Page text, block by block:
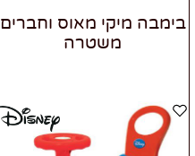
בימבה מיקי מאוס וחברים
משטרה